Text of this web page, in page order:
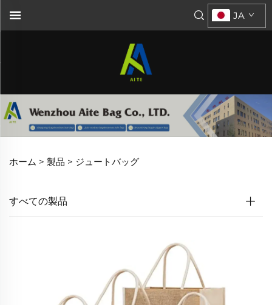
JA
ホーム > 製品 > ジュートバッグ
すべての製品